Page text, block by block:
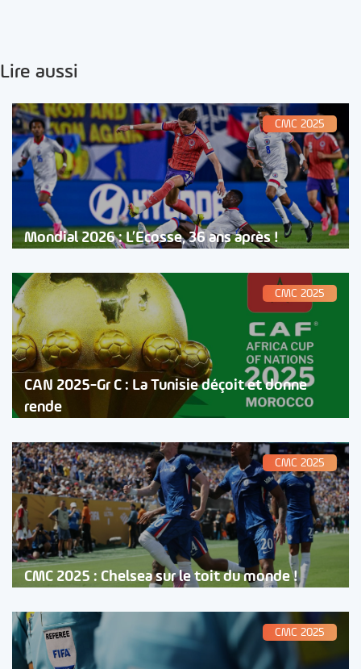
Lire aussi
CMC 2025
Mondial 2026 : L’Ecosse, 36 ans après !
CMC 2025
CAN 2025-Gr C : La Tunisie déçoit et donne
rende
CMC 2025
CMC 2025 : Chelsea sur le toit du monde !
CMC 2025